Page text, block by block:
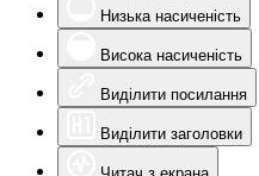
Низька насиченість
Висока насиченість
Виділити посилання
Виділити заголовки